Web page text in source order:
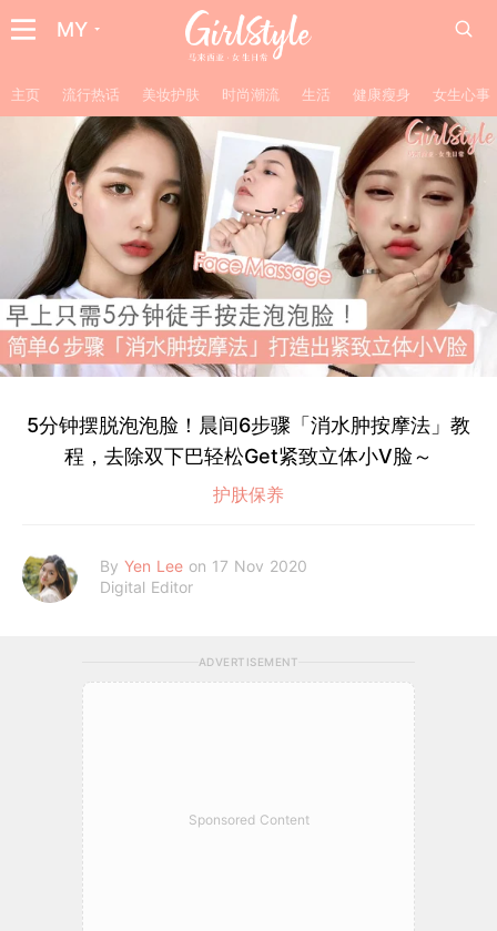
MY
主页 流行热话 美妆护肤 时尚潮流 生活 健康瘦身 女生心事
5分钟摆脱泡泡脸！晨间6步骤「消水肿按摩法」教
程，去除双下巴轻松Get紧致立体小V脸～
护肤保养
By Yen Lee on 17 Nov 2020
Digital Editor
ADVERTISEMENT
Sponsored Content